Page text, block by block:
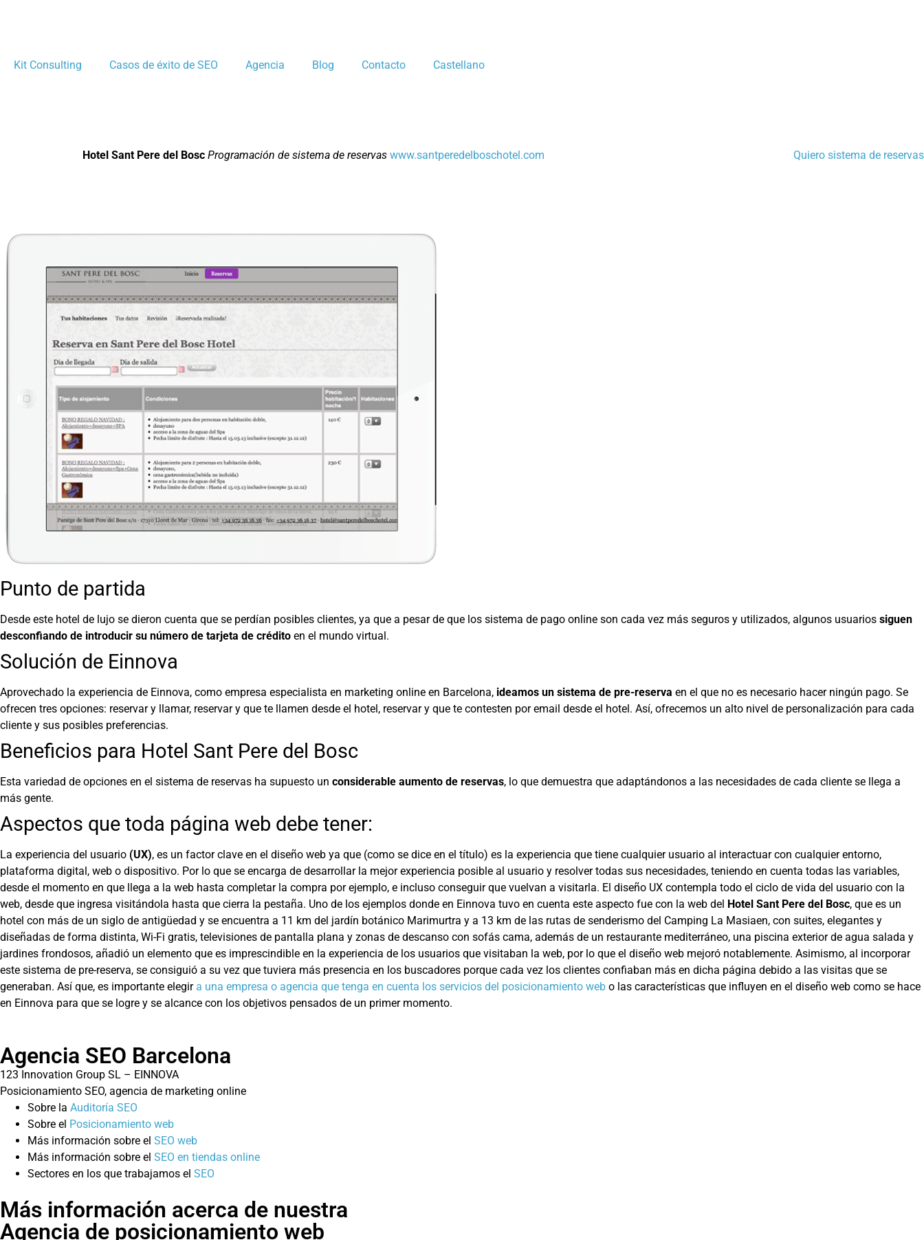
Kit Consulting Casos de éxito de SEO Agencia Blog Contacto Castellano
Hotel Sant Pere del Bosc Programación de sistema de reservas www.santperedelboschotel.com Quiero sistema de reservas
Punto de partida
Desde este hotel de lujo se dieron cuenta que se perdían posibles clientes, ya que a pesar de que los sistema de pago online son cada vez más seguros y utilizados, algunos usuarios siguen
desconfiando de introducir su número de tarjeta de crédito en el mundo virtual.
Solución de Einnova
Aprovechado la experiencia de Einnova, como empresa especialista en marketing online en Barcelona, ideamos un sistema de pre-reserva en el que no es necesario hacer ningún pago. Se
ofrecen tres opciones: reservar y llamar, reservar y que te llamen desde el hotel, reservar y que te contesten por email desde el hotel. Así, ofrecemos un alto nivel de personalización para cada
cliente y sus posibles preferencias.
Beneficios para Hotel Sant Pere del Bosc
Esta variedad de opciones en el sistema de reservas ha supuesto un considerable aumento de reservas, lo que demuestra que adaptándonos a las necesidades de cada cliente se llega a
más gente.
Aspectos que toda página web debe tener:
La experiencia del usuario (UX), es un factor clave en el diseño web ya que (como se dice en el título) es la experiencia que tiene cualquier usuario al interactuar con cualquier entorno,
plataforma digital, web o dispositivo. Por lo que se encarga de desarrollar la mejor experiencia posible al usuario y resolver todas sus necesidades, teniendo en cuenta todas las variables,
desde el momento en que llega a la web hasta completar la compra por ejemplo, e incluso conseguir que vuelvan a visitarla. El diseño UX contempla todo el ciclo de vida del usuario con la
web, desde que ingresa visitándola hasta que cierra la pestaña. Uno de los ejemplos donde en Einnova tuvo en cuenta este aspecto fue con la web del Hotel Sant Pere del Bosc, que es un
hotel con más de un siglo de antigüedad y se encuentra a 11 km del jardín botánico Marimurtra y a 13 km de las rutas de senderismo del Camping La Masiaen, con suites, elegantes y
diseñadas de forma distinta, Wi-Fi gratis, televisiones de pantalla plana y zonas de descanso con sofás cama, además de un restaurante mediterráneo, una piscina exterior de agua salada y
jardines frondosos, añadió un elemento que es imprescindible en la experiencia de los usuarios que visitaban la web, por lo que el diseño web mejoró notablemente. Asimismo, al incorporar
este sistema de pre-reserva, se consiguió a su vez que tuviera más presencia en los buscadores porque cada vez los clientes confiaban más en dicha página debido a las visitas que se
generaban. Así que, es importante elegir a una empresa o agencia que tenga en cuenta los servicios del posicionamiento web o las características que influyen en el diseño web como se hace
en Einnova para que se logre y se alcance con los objetivos pensados de un primer momento.
Agencia SEO Barcelona
123 Innovation Group SL – EINNOVA
Posicionamiento SEO, agencia de marketing online
Sobre la Auditoría SEO
Sobre el Posicionamiento web
Más información sobre el SEO web
Más información sobre el SEO en tiendas online
Sectores en los que trabajamos el SEO
Más información acerca de nuestra
Agencia de posicionamiento web